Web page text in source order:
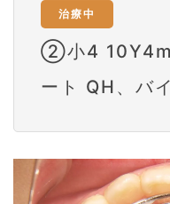
治療中
②小4 10Y4m
ート QH、バ